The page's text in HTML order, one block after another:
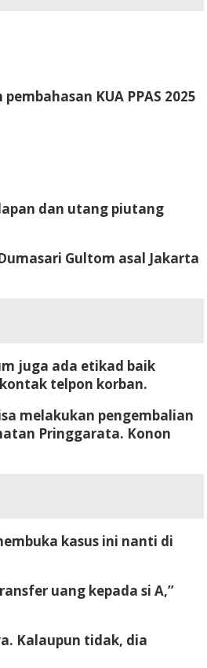
KUA PPAS 2025
dan utang piutang
Gultom asal Jakarta
juga ada etikad baik
telpon korban.
melakukan pengembalian
Pringgarata. Konon
kasus ini nanti di
uang kepada si A,”
Kalaupun tidak, dia